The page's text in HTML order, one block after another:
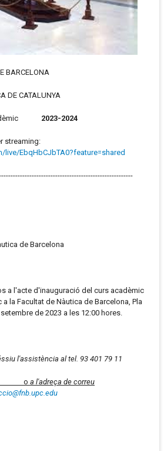
BARCELONA
DE CATALUNYA
2023-2024
streaming:
EbqHbCJbTA0?feature=shared
de Barcelona
a l'acte d'inauguració del curs acadèmic
la Facultat de Nàutica de Barcelona, Pla
de 2023 a les 12:00 hores.
l'assistència al tel. 93 401 79 11
a l'adreça de correu